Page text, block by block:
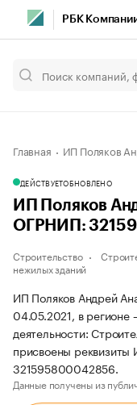
РБК
Главная ИП Поляков
ДЕЙСТВУЕТОБНОВЛЕНО
ИП Поляков
ОГРНИП:
Строительство
нежилых зданий
ИП Поляков Андрей
04.05.2021, в
деятельности:
присвоены
321595800042856.
Данные получены из